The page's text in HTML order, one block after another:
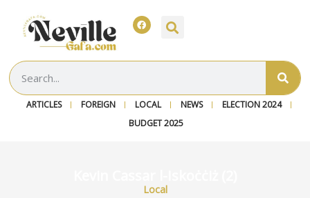
ARTICLES FOREIGN LOCAL NEWS
ELECTION 2024
BUDGET 2025
Local